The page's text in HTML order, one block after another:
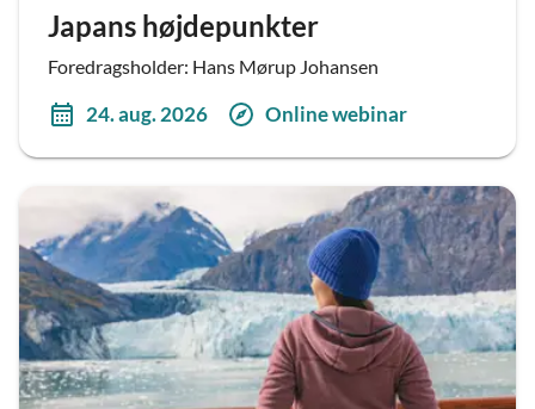
Japans højdepunkter
Foredragsholder: Hans Mørup Johansen
24. aug. 2026 Online webinar